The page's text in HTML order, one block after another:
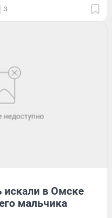
3
искали в Омске
мальчика